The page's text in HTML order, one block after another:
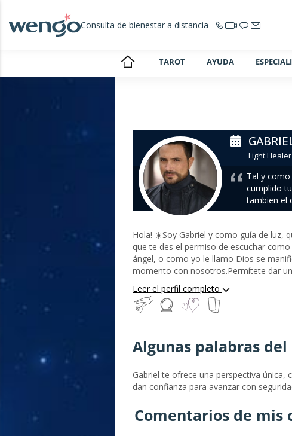
Consulta de bienestar a distancia
TAROT AYUDA
Light
Tal y
cumplido
tambien el
Hola! ☀️Soy Gabriel y como guía de luz,
que te des el permiso de escuchar
ángel, o como yo le llamo Dios se
momento con nosotros.Permítete dar
muchas cosas que han venido pasando
aquello llamado pasado y presente, para
ese propósito, esa misión en aquello
en todo momento están allí para
podamos abrazar una misión un
Leer el perfil completo
Algunas palabras
Gabriel te ofrece una perspectiva única,
dan confianza para avanzar con
Comentarios de mis